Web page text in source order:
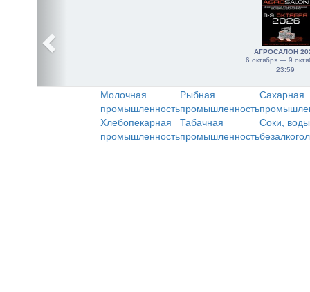
АГРОСАЛОН
6 октября — 9
23:59
Молочная
промышленность
Рыбная
промышленность
Сахарная
Хлебопекарная
промышленность
Табачная
промышленность
Соки,